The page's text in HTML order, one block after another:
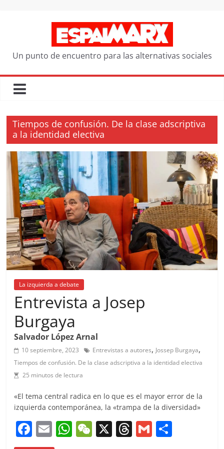
Un punto de encuentro para las alternativas sociales
Tiempos de confusión. De la clase adscriptiva
a la identidad electiva
La izquierda a debate
Entrevista a Josep
Burgaya
Salvador López Arnal
10 septiembre, 2023 Entrevistas a autores, Jossep Burgaya,
Tiempos de confusión. De la clase adscriptiva a la identidad electiva
25 minutos de lectura
«El tema central radica en lo que es el mayor error de la
izquierda contemporánea, la «trampa de la diversidad»
F E W W X T G